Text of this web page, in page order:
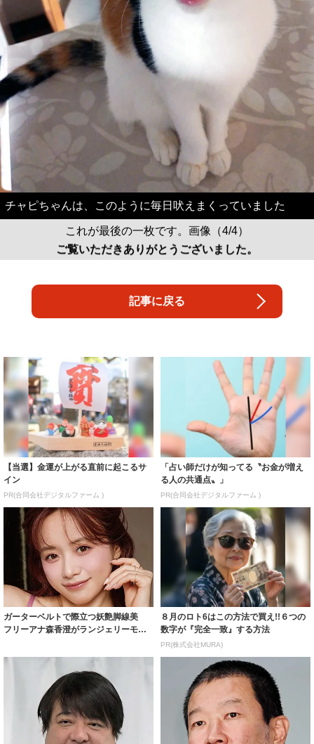
チャピちゃんは、このように毎日吠えまくっていました
これが最後の一枚です。画像（4/4）
ご覧いただきありがとうございました。
記事に戻る
【当選】金運が上がる直前に起こるサ
イン
PR(合同会社デジタルファーム )
「占い師だけが知ってる〝お金が増え
る人の共通点〟」
PR(合同会社デジタルファーム )
ガーターベルトで際立つ妖艶脚線美
フリーアナ森香澄がランジェリーモデ
８月のロト6はこの方法で買え!!６つの
数字が『完全一致』する方法
PR(株式会社MURA)